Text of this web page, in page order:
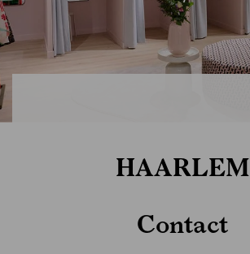
HAARLEM
Contact